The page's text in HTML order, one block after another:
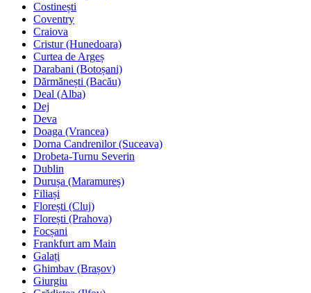
Costinești
Coventry
Craiova
Cristur (Hunedoara)
Curtea de Argeș
Darabani (Botoșani)
Dărmănești (Bacău)
Deal (Alba)
Dej
Deva
Doaga (Vrancea)
Dorna Candrenilor (Suceava)
Drobeta-Turnu Severin
Dublin
Durușa (Maramureș)
Filiași
Florești (Cluj)
Florești (Prahova)
Focșani
Frankfurt am Main
Galați
Ghimbav (Brașov)
Giurgiu